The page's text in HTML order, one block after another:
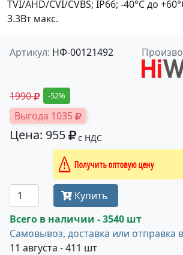
TVI/AHD/CVI/CVBS; IP66; -40°С до
3.3Вт макс.
Артикул: НФ-00121492
1990 -52%
Выгода 1035
Цена: 955 с НДС
Получить
Купить
Всего в наличии - 3540 шт
Самовывоз, доставка или отправка
11 августа - 411 шт